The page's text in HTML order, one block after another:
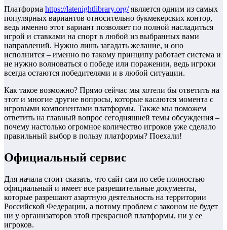
Платформа https://latenightlibrary.org/является одним из самых
популярных вариантов относительно букмекерских контор,
ведь именно этот вариант позволяет по полной насладиться
игрой и ставками на спорт в любой из выбранных вами
направлений. Нужно лишь загадать желание, и оно
исполнится – именно по такому принципу работает система и
не нужно волноваться о победе или поражении, ведь игроки
всегда остаются победителями и в любой ситуации.
Как такое возможно? Прямо сейчас мы хотели бы ответить на
этот и многие другие вопросы, которые касаются момента с
игровыми компонентами платформы. Также мы поможем
ответить на главный вопрос сегодняшней темы обсуждения –
почему настолько огромное количество игроков уже сделало
правильный выбор в пользу платформы? Поехали!
Официальный сервис
Для начала стоит сказать, что сайт сам по себе полностью
официальный и имеет все разрешительные документы,
которые разрешают азартную деятельность на территории
Российской Федерации, а потому проблем с законом не будет
ни у организаторов этой прекрасной платформы, ни у ее
игроков.